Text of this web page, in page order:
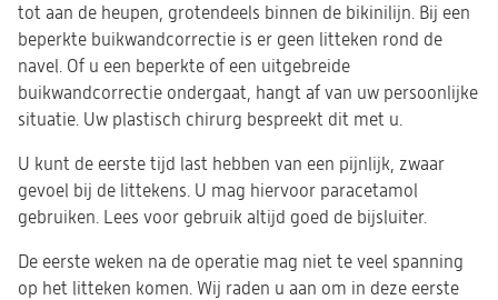
tot aan de heupen, grotendeels binnen de bikinilijn. Bij een
beperkte buikwandcorrectie is er geen litteken rond de
navel. Of u een beperkte of een uitgebreide
buikwandcorrectie ondergaat, hangt af van uw persoonlijke
situatie. Uw plastisch chirurg bespreekt dit met u.
U kunt de eerste tijd last hebben van een pijnlijk, zwaar
gevoel bij de littekens. U mag hiervoor paracetamol
gebruiken. Lees voor gebruik altijd goed de bijsluiter.
De eerste weken na de operatie mag niet te veel spanning
op het litteken komen. Wij raden u aan om in deze eerste